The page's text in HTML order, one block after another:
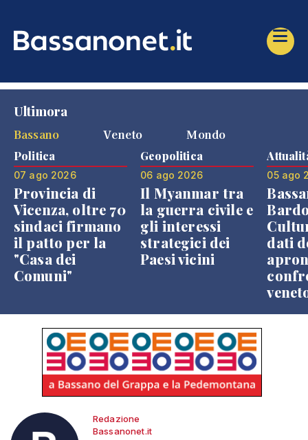
Ultimora
Bassano
Veneto Mondo
Politica
07 ago 2026
Provincia di
Vicenza, oltre 70
sindaci firmano
il patto per la
"Casa dei
Comuni"
Geopolitica
06 ago 2026
Il Myanmar tra
la guerra civile e
gli interessi
strategici dei
Paesi vicini
05 ago
dati
Redazione
Bassanonet.it